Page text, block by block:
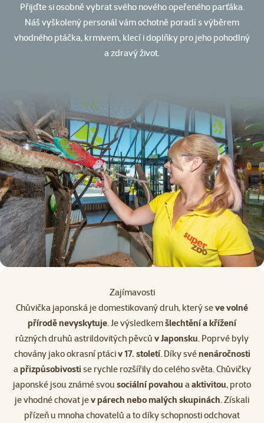
Přijďte si osobně vybrat svého nového opeřeného parťáka.
Náš vyškolený personál vám ochotně poradí s výběrem
vhodného ptáčka, krmivem, klecí i doplňky pro jeho pohodlný
a zdravý život.
Zajímavosti
Chůvička japonská je domestikovaný druh, který seve volné
přírodě nevyskytuje. Je výsledkemšlechtění a křížení
různých druhů astrildovitých pěvců v Japonsku. Poprvé byly
chovány jako okrasní ptáciv 17. století. Díky svénenáročnosti
apřizpůsobivosti se rychle rozšířily do celého světa. Chůvičky
japonské jsou známé svou sociální povahouaaktivitou, proto
je vhodné chovat jev párech nebo malých skupinách. Získali
přízeň u mnoha chovatelů a to díky schopnosti odchovat